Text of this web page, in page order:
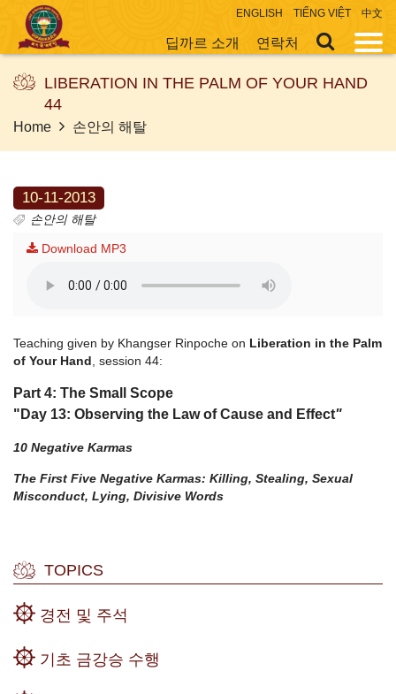
ENGLISH TIẾNG VIỆT 中文
딥까르 소개 연락처
LIBERATION IN THE PALM OF YOUR HAND
44
Home 손안의 해탈
10-11-2013
손안의 해탈
Download MP3
Teaching given by Khangser Rinpoche on Liberation in the Palm
of Your Hand, session 44:
Part 4: The Small Scope
"Day 13: Observing the Law of Cause and Effect"
10 Negative Karmas
The First Five Negative Karmas: Killing, Stealing, Sexual
Misconduct, Lying, Divisive Words
TOPICS
경전 및 주석
기초 금강승 수행